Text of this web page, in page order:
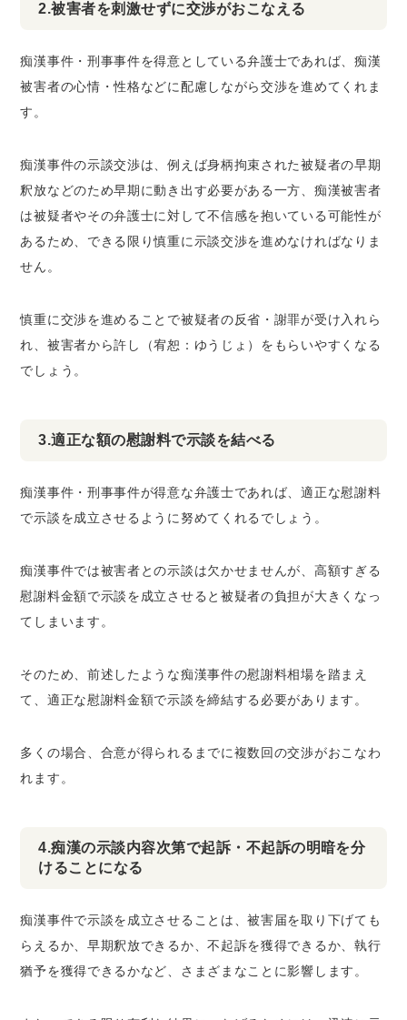
2.被害者を刺激せずに交渉がおこなえる
痴漢事件・刑事事件を得意としている弁護士であれば、痴漢
被害者の心情・性格などに配慮しながら交渉を進めてくれま
す。
痴漢事件の示談交渉は、例えば身柄拘束された被疑者の早期
釈放などのため早期に動き出す必要がある一方、痴漢被害者
は被疑者やその弁護士に対して不信感を抱いている可能性が
あるため、できる限り慎重に示談交渉を進めなければなりま
せん。
慎重に交渉を進めることで被疑者の反省・謝罪が受け入れら
れ、被害者から許し（宥恕：ゆうじょ）をもらいやすくなる
でしょう。
3.適正な額の慰謝料で示談を結べる
痴漢事件・刑事事件が得意な弁護士であれば、適正な慰謝料
で示談を成立させるように努めてくれるでしょう。
痴漢事件では被害者との示談は欠かせませんが、高額すぎる
慰謝料金額で示談を成立させると被疑者の負担が大きくなっ
てしまいます。
そのため、前述したような痴漢事件の慰謝料相場を踏まえ
て、適正な慰謝料金額で示談を締結する必要があります。
多くの場合、合意が得られるまでに複数回の交渉がおこなわ
れます。
4.痴漢の示談内容次第で起訴・不起訴の明暗を分
けることになる
痴漢事件で示談を成立させることは、被害届を取り下げても
らえるか、早期釈放できるか、不起訴を獲得できるか、執行
猶予を獲得できるかなど、さまざまなことに影響します。